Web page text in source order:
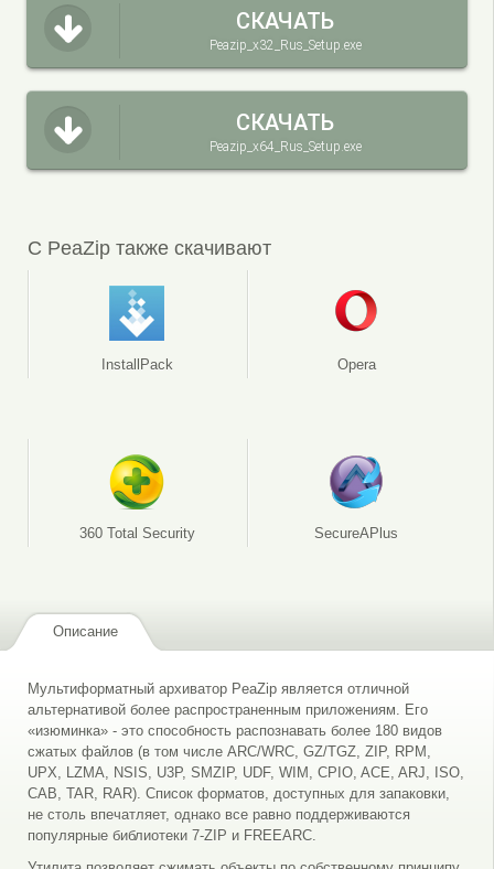
СКАЧАТЬ
Peazip_x32_Rus_Setup.exe
СКАЧАТЬ
Peazip_x64_Rus_Setup.exe
С PeaZip также скачивают
InstallPack Opera
360 Total Security SecureAPlus
Описание
Мультиформатный архиватор PeaZip является отличной
альтернативой более распространенным приложениям. Его
«изюминка» - это способность распознавать более 180 видов
сжатых файлов (в том числе ARC/WRC, GZ/TGZ, ZIP, RPM,
UPX, LZMA, NSIS, U3P, SMZIP, UDF, WIM, CPIO, ACE, ARJ, ISO,
CAB, TAR, RAR). Список форматов, доступных для запаковки,
не столь впечатляет, однако все равно поддерживаются
популярные библиотеки 7-ZIP и FREEARC.